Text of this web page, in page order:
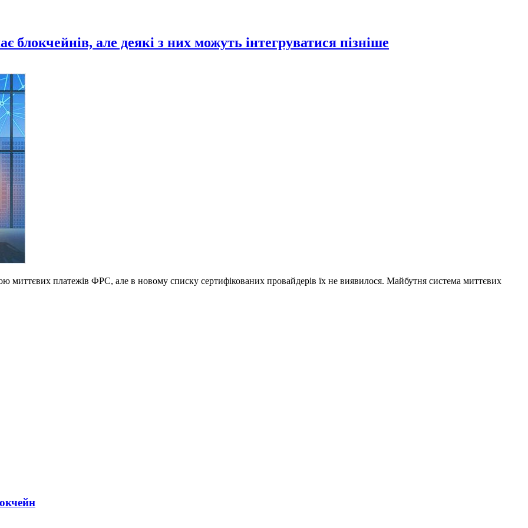
блокчейнів, але деякі з них можуть інтегруватися пізніше
миттєвих платежів ФРС, але в новому списку сертифікованих провайдерів їх не виявилося. Майбутня система миттєвих